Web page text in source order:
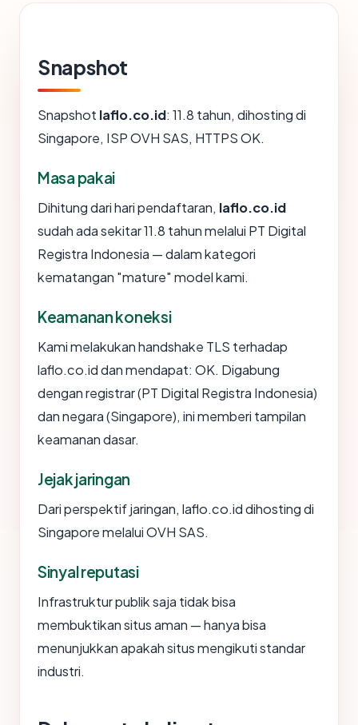
Snapshot
Snapshot laflo.co.id: 11.8 tahun, dihosting di
Singapore, ISP OVH SAS, HTTPS OK.
Masa pakai
Dihitung dari hari pendaftaran, laflo.co.id
sudah ada sekitar 11.8 tahun melalui PT Digital
Registra Indonesia — dalam kategori
kematangan "mature" model kami.
Keamanan koneksi
Kami melakukan handshake TLS terhadap
laflo.co.id dan mendapat: OK. Digabung
dengan registrar (PT Digital Registra Indonesia)
dan negara (Singapore), ini memberi tampilan
keamanan dasar.
Jejak jaringan
Dari perspektif jaringan, laflo.co.id dihosting di
Singapore melalui OVH SAS.
Sinyal reputasi
Infrastruktur publik saja tidak bisa
membuktikan situs aman — hanya bisa
menunjukkan apakah situs mengikuti standar
industri.